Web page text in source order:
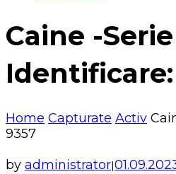
Caine -Serie
Identificare:
Home Capturate Activ
9357
by administrator|